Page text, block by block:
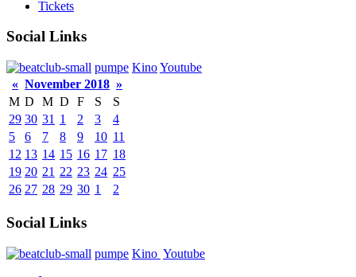
Tickets
Social Links
pumpe KinoYoutube
« November 2018 »
M D M D F S
S
29 30 31 1 2 3
4
5
6 7 8 9 10 11
12 13 14 15 16 17 18
19 20 21 22 23 24 25
26 27 28 29 30 1 2
Social Links
pumpe Kino Youtube